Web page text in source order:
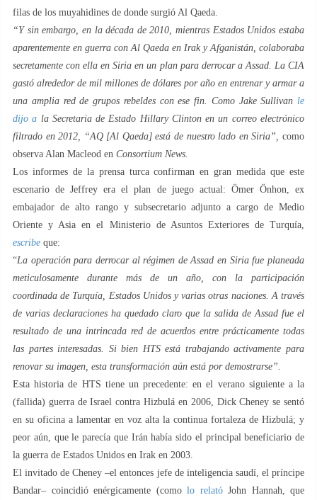
filas de los muyahidines de donde surgió Al Qaeda.
“Y sin embargo, en la década de 2010, mientras Estados Unidos estaba
aparentemente en guerra con Al Qaeda en Irak y Afganistán, colaboraba
secretamente con ella en Siria en un plan para derrocar a Assad. La CIA
gastó alrededor de mil millones de dólares por año en entrenar y armar a
una amplia red de grupos rebeldes con ese fin. Como Jake Sullivan le
dijo a la Secretaria de Estado Hillary Clinton en un correo electrónico
filtrado en 2012, “AQ [Al Qaeda] está de nuestro lado en Siria”, como
observa Alan Macleod en Consortium News.
Los informes de la prensa turca confirman en gran medida que este
escenario de Jeffrey era el plan de juego actual: Ömer Önhon, ex
embajador de alto rango y subsecretario adjunto a cargo de Medio
Oriente y Asia en el Ministerio de Asuntos Exteriores de Turquía,
escribe que:
“La operación para derrocar al régimen de Assad en Siria fue planeada
meticulosamente durante más de un año, con la participación
coordinada de Turquía, Estados Unidos y varias otras naciones. A través
de varias declaraciones ha quedado claro que la salida de Assad fue el
resultado de una intrincada red de acuerdos entre prácticamente todas
las partes interesadas. Si bien HTS está trabajando activamente para
renovar su imagen, esta transformación aún está por demostrarse”.
Esta historia de HTS tiene un precedente: en el verano siguiente a la
(fallida) guerra de Israel contra Hizbulá en 2006, Dick Cheney se sentó
en su oficina a lamentar en voz alta la continua fortaleza de Hizbulá; y
peor aún, que le parecía que Irán había sido el principal beneficiario de
la guerra de Estados Unidos en Irak en 2003.
El invitado de Cheney –el entonces jefe de inteligencia saudí, el príncipe
Bandar– coincidió enérgicamente (como lo relató John Hannah, que